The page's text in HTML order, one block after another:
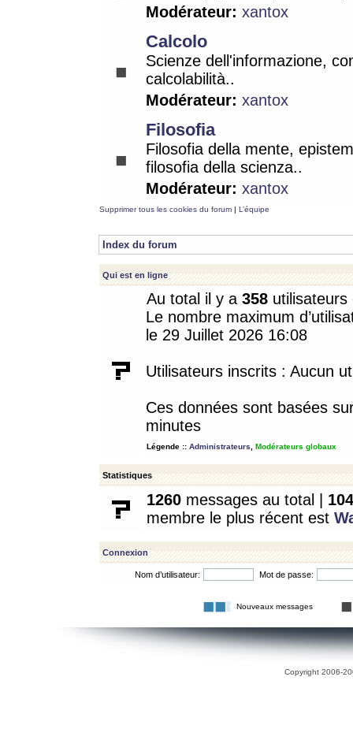
Modérateur: xantox
Calcolo
Scienze dell'informazione,
calcolabilità..
Modérateur: xantox
Filosofia
Filosofia della mente,
filosofia della scienza..
Modérateur: xantox
Supprimer tous les cookies du forum | L’équipe
Index du forum
Qui est en ligne
Au total il y a 358
Le nombre maximum
le 29 Juillet 2026 16:08
Utilisateurs inscrits : Aucun
Ces données sont basées
minutes
Légende :: Administrateurs Modérateurs globaux
Statistiques
1260 messages au total | 104
membre le plus récent est
Connexion
Nom d’utilisateur: Mot de passe:
Nouveaux messages
Copyright 2006-